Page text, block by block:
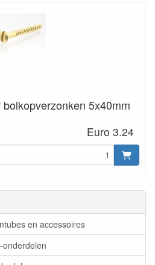
en accessoires
onderdelen
5x40mm
Euro 3.24